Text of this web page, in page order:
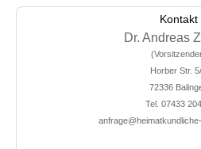
Kontakt
Dr. Andreas
Horber Str.
72336
Tel. 07433